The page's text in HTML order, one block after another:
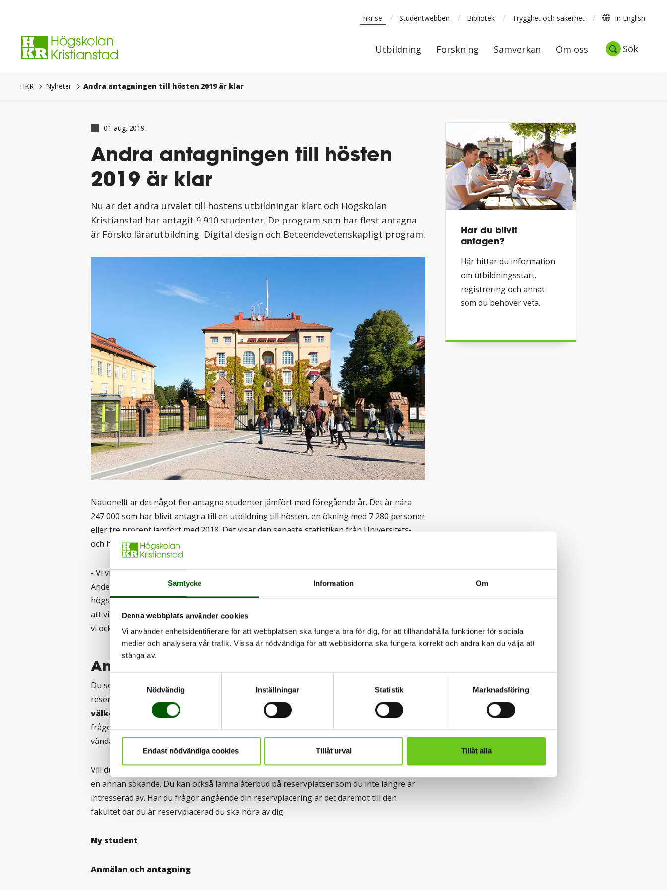
Samtycke Information Om
Denna webbplats använder cookies
Vi använder enhetsidentifierare för att webbplatsen ska fungera bra för dig, för att tillhandahålla funktioner för sociala
medier och analysera vår trafik. Vissa är nödvändiga för att webbsidorna ska fungera korrekt och andra kan du välja att
stänga av.
Nödvändig
Inställningar Statistik Marknadsföring
Endast nödvändiga cookies Tillåt urval Tillåt alla
innehåll.
hkr.se / Studentwebben / Bibliotek / Trygghet och säkerhet / In English
Utbildning Forskning Samverkan Om oss Sök
Utbildning Forskning Samverkan Om oss Sök
HKR Nyheter Andra antagningen till hösten 2019 är klar
01 aug. 2019
Andra antagningen till hösten
2019 är klar
Nu är det andra urvalet till höstens utbildningar klart och Högskolan
Kristianstad har antagit 9 910 studenter. De program som har flest antagna
är Förskollärarutbildning, Digital design och Beteendevetenskapligt program.
Nationellt är det något fler antagna studenter jämfört med föregående år. Det är nära
247 000 som har blivit antagna till en utbildning till hösten, en ökning med 7 280 personer
eller tre procent jämfört med 2018. Det visar den senaste statistiken från Universitets-
och högskolerådet (UHR).
- Vi vill välkomna alla nya studenter till högskolan och terminsstarten, säger Pia
Andersson, ställföreträdande rektor. Vi är stolta över att vi fortsatt är den mest sökta
högskolan i landet trots att vi har dragit ner något på antalet kurser och platser. Det gör
att vi har en viss minskning av det totala antalet antagna jämfört med i fjol. Självklart ser
vi också fram emot att återse alla som börjat sina utbildningar sedan tidigare!
Andra antagningsbeskedet – Urval 2
Du som nyss fått ditt andra antagningsbesked och blivit antagen eller vill stå kvar som
reserv behöver inte svara på detta. Men kom ihåg att läsa dina meddelanden.
I
välkomstbrevet
får du information om utbildningens start och registrering. Har du
frågor om reservantagning, registrering, upprop, schema eller kursinnehåll kan du
vända dig direkt till vårantagningsservice.
Vill du däremot inte ha din plats är det viktigt att du lämnar återbud så att den kan gå till
en annan sökande. Du kan också lämna återbud på reservplatser som du inte längre är
intresserad av. Har du frågor angående din reservplacering är det däremot till den
fakultet där du är reservplacerad du ska höra av dig.
Ny student
Anmälan och antagning
Har du blivit
antagen?
Här hittar du information
om utbildningsstart,
registrering och annat
som du behöver veta.